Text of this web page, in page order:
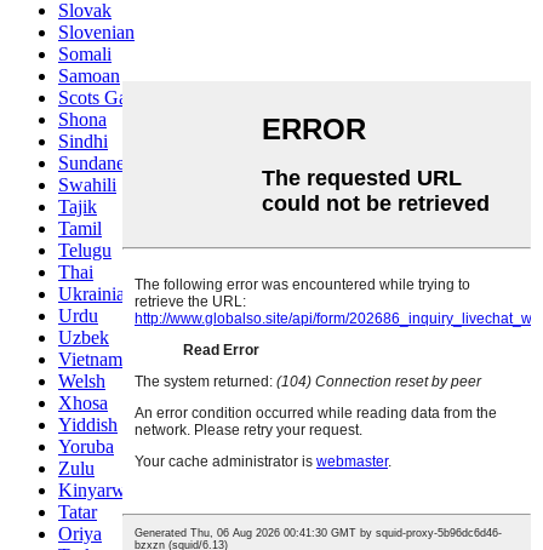
Slovak
Slovenian
Somali
Samoan
Scots Gaelic
Shona
Sindhi
Sundanese
Swahili
Tajik
Tamil
Telugu
Thai
Ukrainian
Urdu
Uzbek
Vietnamese
Welsh
Xhosa
Yiddish
Yoruba
Zulu
Kinyarwanda
Tatar
Oriya